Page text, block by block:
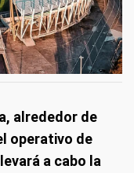
alrededor de
operativo de
a cabo la